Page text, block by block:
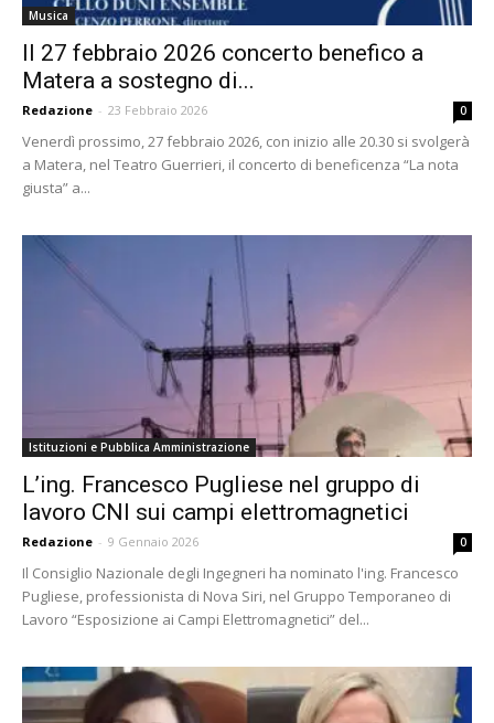
Musica
Il 27 febbraio 2026 concerto benefico a
Matera a sostegno di...
Redazione - 23 Febbraio 2026 0
Venerdì prossimo, 27 febbraio 2026, con inizio alle 20.30 si svolgerà
a Matera, nel Teatro Guerrieri, il concerto di beneficenza “La nota
giusta” a...
Istituzioni e Pubblica Amministrazione
L’ing. Francesco Pugliese nel gruppo di
lavoro CNI sui campi elettromagnetici
Redazione - 9 Gennaio 2026 0
Il Consiglio Nazionale degli Ingegneri ha nominato l'ing. Francesco
Pugliese, professionista di Nova Siri, nel Gruppo Temporaneo di
Lavoro “Esposizione ai Campi Elettromagnetici” del...